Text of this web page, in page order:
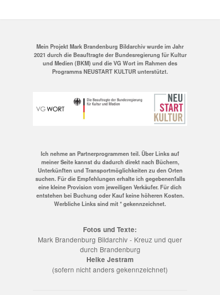
Mein Projekt Mark Brandenburg Bildarchiv wurde im Jahr
2021 durch die Beauftragte der Bundesregierung für Kultur
und Medien (BKM) und die VG Wort im Rahmen des
Programms NEUSTART KULTUR unterstützt.
Ich nehme an Partnerprogrammen teil. Über Links auf
meiner Seite kannst du dadurch direkt nach Büchern,
Unterkünften und Transportmöglichkeiten zu den Orten
suchen. Für die Empfehlungen erhalte ich gegebenenfalls
eine kleine Provision vom jeweiligen Verkäufer. Für dich
entstehen bei Buchung oder Kauf keine höheren Kosten.
Werbliche Links sind mit * gekennzeichnet.
Fotos und Texte:
Mark Brandenburg Bildarchiv - Kreuz und quer
durch Brandenburg
Heike Jestram
(sofern nicht anders gekennzeichnet)